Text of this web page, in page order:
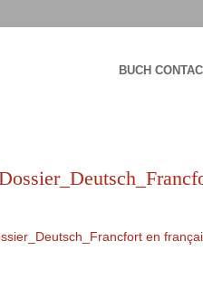
BUCH
en